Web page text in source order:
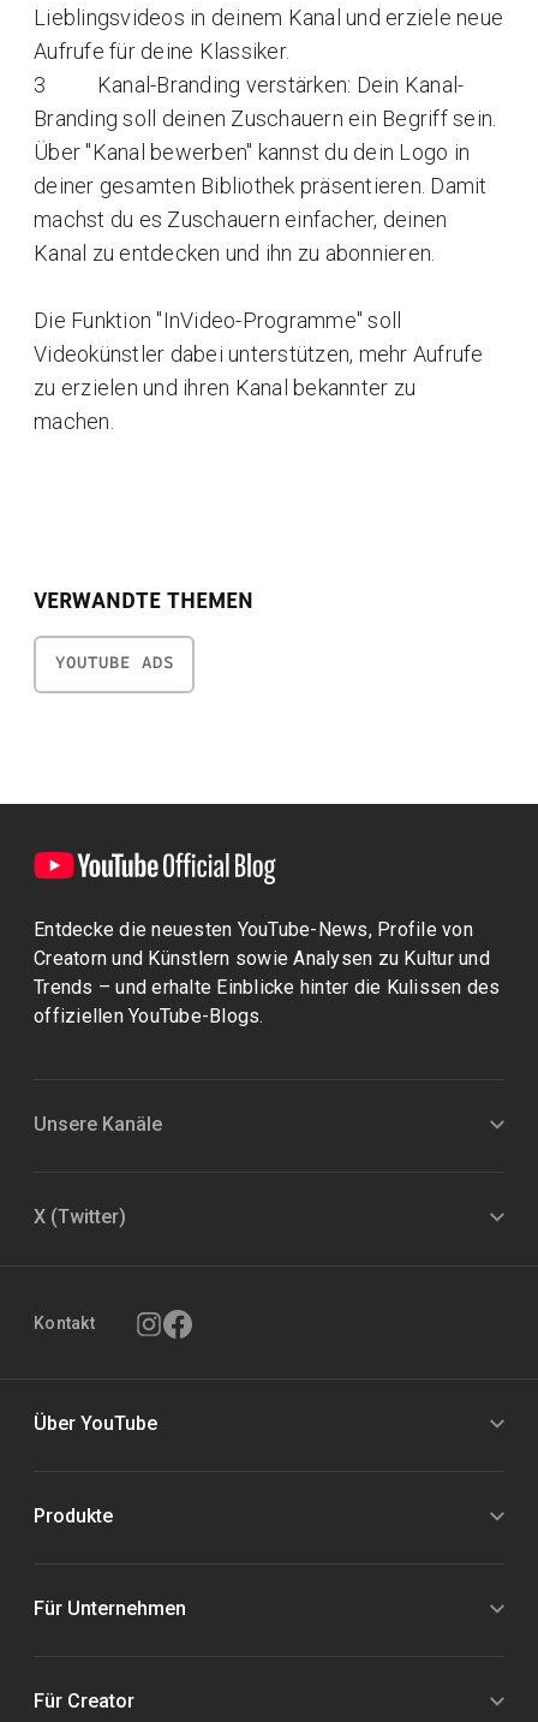
Lieblingsvideos in deinem Kanal und erziele neue
Aufrufe für deine Klassiker.
3 Kanal-Branding verstärken: Dein Kanal-
Branding soll deinen Zuschauern ein Begriff sein.
Über "Kanal bewerben" kannst du dein Logo in
deiner gesamten Bibliothek präsentieren. Damit
machst du es Zuschauern einfacher, deinen
Kanal zu entdecken und ihn zu abonnieren.
Die Funktion "InVideo-Programme" soll
Videokünstler dabei unterstützen, mehr Aufrufe
zu erzielen und ihren Kanal bekannter zu
machen.
VERWANDTE THEMEN
YOUTUBE ADS
Entdecke die neuesten YouTube-News, Profile von
Creatorn und Künstlern sowie Analysen zu Kultur und
Trends – und erhalte Einblicke hinter die Kulissen des
offiziellen YouTube-Blogs.
Unsere Kanäle
X (Twitter)
Kontakt
Über YouTube
Produkte
Für Unternehmen
Für Creator